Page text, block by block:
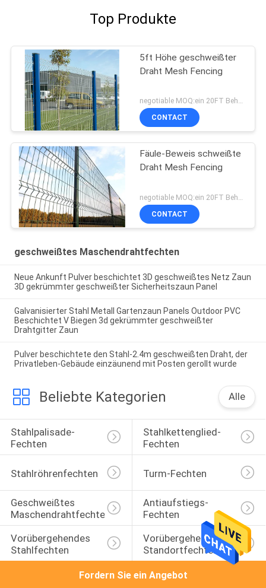
Top Produkte
5ft Höhe geschweißter
Draht Mesh Fencing
negotiable MOQ:ein 20FT Behälter
CONTACT
Fäule-Beweis schweißte
Draht Mesh Fencing
negotiable MOQ:ein 20FT Behälter
CONTACT
geschweißtes Maschendrahtfechten
Neue Ankunft Pulver beschichtet 3D geschweißtes Netz Zaun
3D gekrümmter geschweißter Sicherheitszaun Panel
Galvanisierter Stahl Metall Gartenzaun Panels Outdoor PVC
Beschichtet V Biegen 3d gekrümmter geschweißter
Drahtgitter Zaun
Pulver beschichtete den Stahl-2.4m geschweißten Draht, der
Privatleben-Gebäude einzäunend mit Posten gerollt wurde
Beliebte Kategorien Alle
Stahlpalisade-
Fechten
Stahlkettenglied-
Fechten
Stahlröhrenfechten Turm-Fechten
Geschweißtes
Maschendrahtfechten
Antiaufstiegs-
Fechten
Vorübergehendes
Stahlfechten
Vorübergehendes
Standortfechten
Fordern Sie ein Angebot